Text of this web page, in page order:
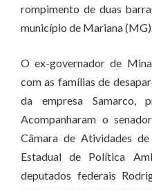
rompimento de duas
município de Mariana
O ex-governador de
com as famílias de
da empresa Samarco,
Acompanharam o
Câmara de Atividades
Estadual de Política
deputados federais